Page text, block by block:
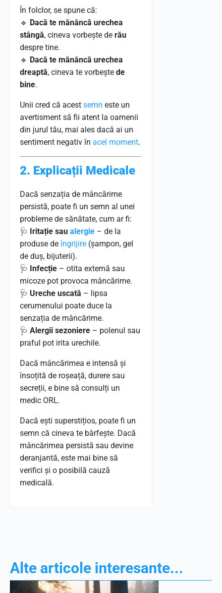
În folclor, se spune că:
🔹 Dacă te mănâncă urechea
stângă, cineva vorbește de rău
despre tine.
🔹 Dacă te mănâncă urechea
dreaptă, cineva te vorbește de
bine.
Unii cred că acest semn este un
avertisment să fii atent la oamenii
din jurul tău, mai ales dacă ai un
sentiment negativ în acel moment.
2. Explicații Medicale
Dacă senzația de mâncărime
persistă, poate fi un semn al unei
probleme de sănătate, cum ar fi:
🩺 Iritație sau alergie – de la
produse deîngrijire (șampon, gel
de duș, bijuterii).
🩺 Infecție – otita externă sau
micoze pot provoca mâncărime.
🩺 Ureche uscată – lipsa
cerumenului poate duce la
senzația de mâncărime.
🩺 Alergii sezoniere – polenul sau
praful pot irita urechile.
Dacă mâncărimea e intensă și
însoțită de roșeață, durere sau
secreții, e bine să consulți un
medic ORL.
Dacă ești superstițios, poate fi un
semn că cineva te bârfește. Dacă
mâncărimea persistă sau devine
deranjantă, este mai bine să
verifici și o posibilă cauză
medicală.
Alte articole interesante...